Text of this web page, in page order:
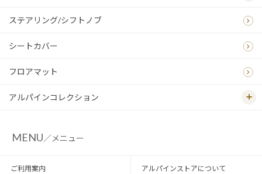
ステアリング/シフトノブ
シートカバー
フロアマット
アルパインコレクション
MENU／メニュー
ご利用案内 アルパインストアについて